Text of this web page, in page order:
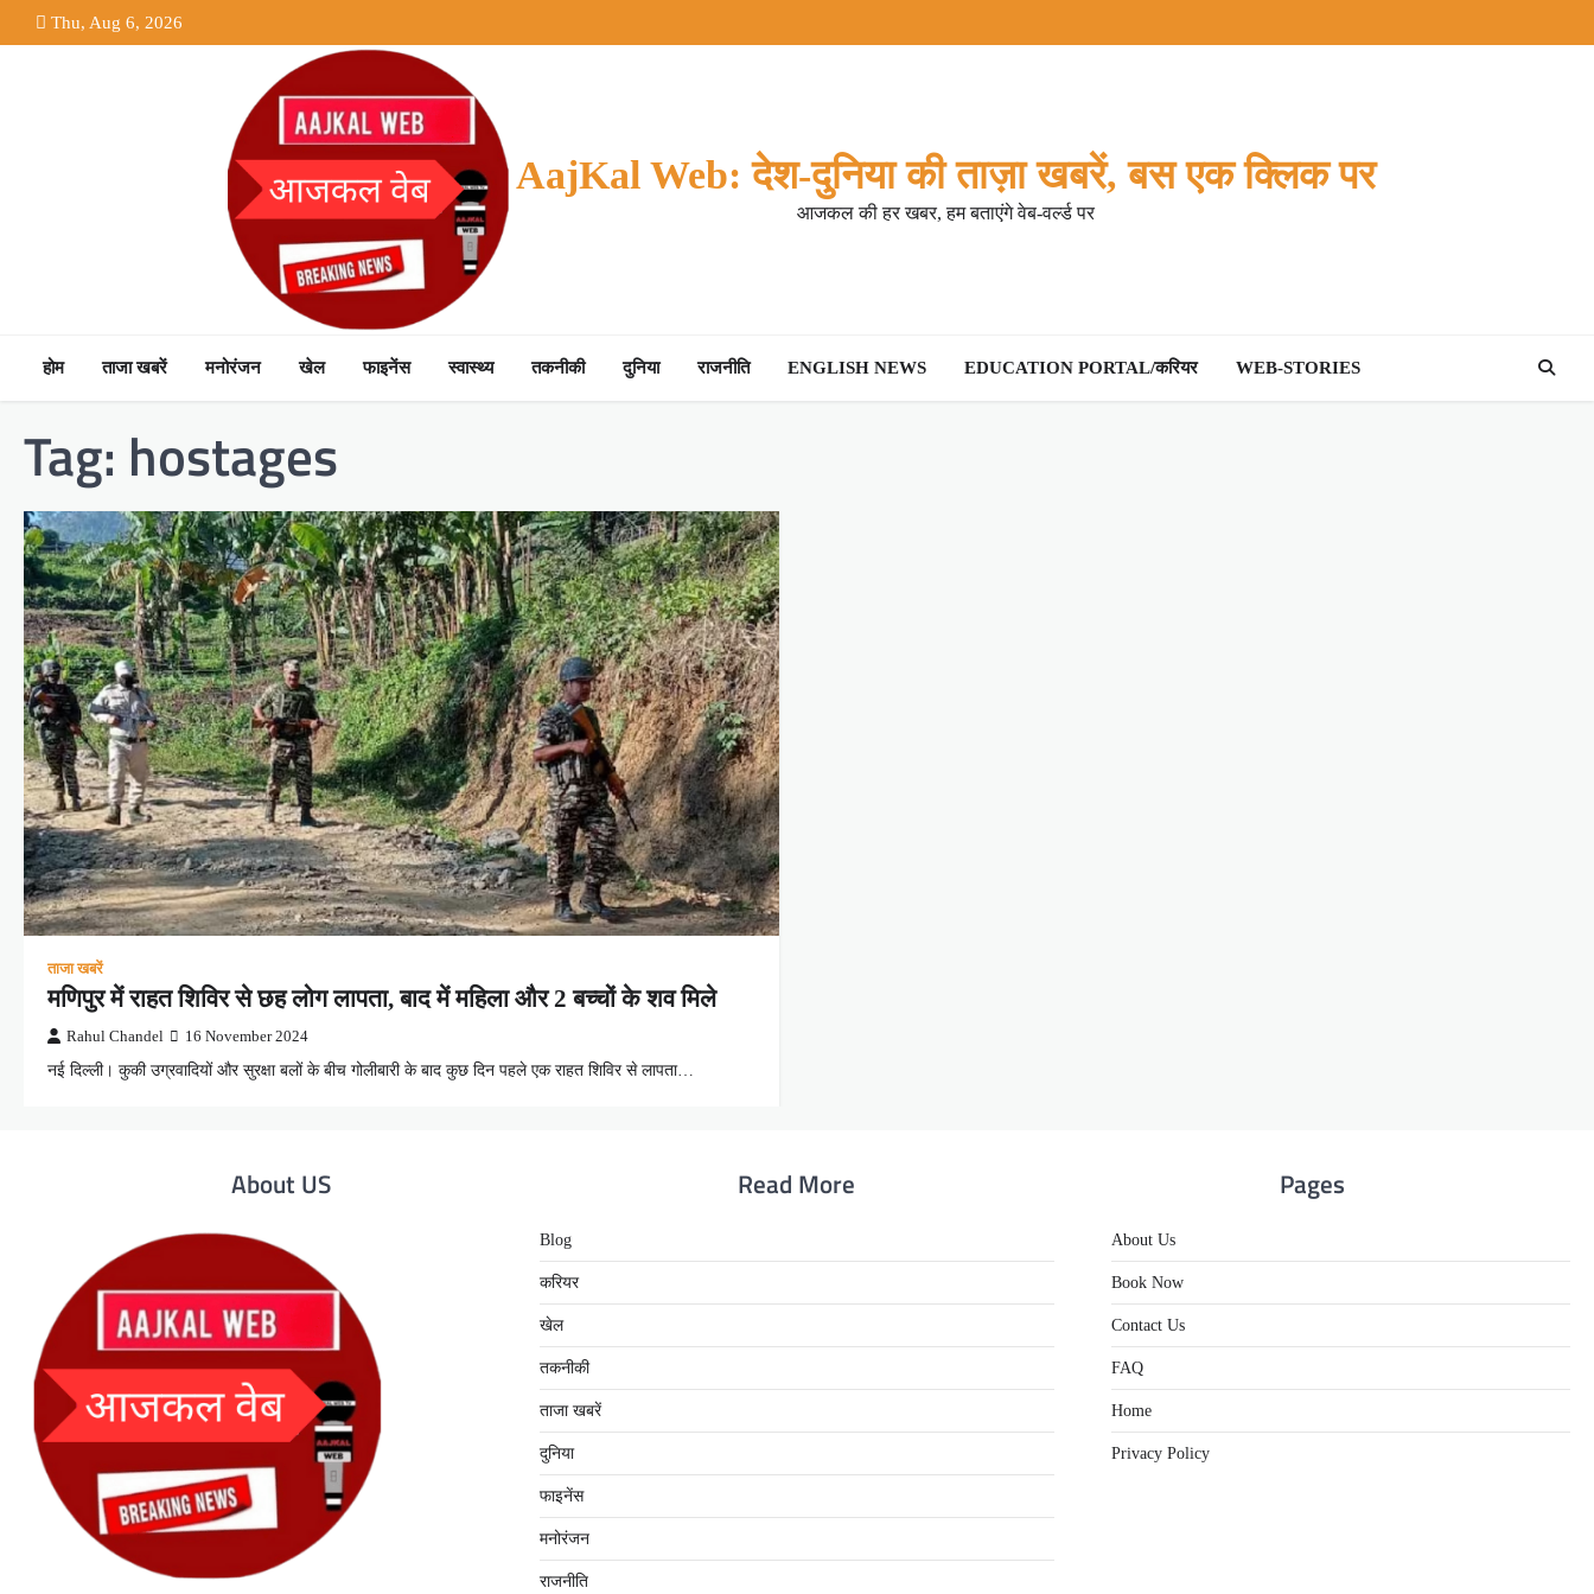
to
Thu, Aug 6, 2026
AajKal Web: देश-दुनिया की ताज़ा खबरें, बस एक क्लिक पर
आजकल की हर खबर, हम बताएंगे वेब-वर्ल्ड पर
होम ताजा खबरें मनोरंजन खेल फाइनेंस स्वास्थ्य तकनीकी दुनिया राजनीति ENGLISH NEWS EDUCATION PORTAL/करियर WEB-STORIES
Tag: hostages
ताजा खबरें
मणिपुर में राहत शिविर से छह लोग लापता, बाद में महिला और 2 बच्चों के शव मिले
Rahul Chandel 16 November 2024
नई दिल्ली। कुकी उग्रवादियों और सुरक्षा बलों के बीच गोलीबारी के बाद कुछ दिन पहले एक राहत शिविर से लापता…
About US Read More
Blog
करियर
खेल
तकनीकी
ताजा खबरें
दुनिया
फाइनेंस
मनोरंजन
राजनीति
Pages
About Us
Book Now
Contact Us
FAQ
Home
Privacy Policy